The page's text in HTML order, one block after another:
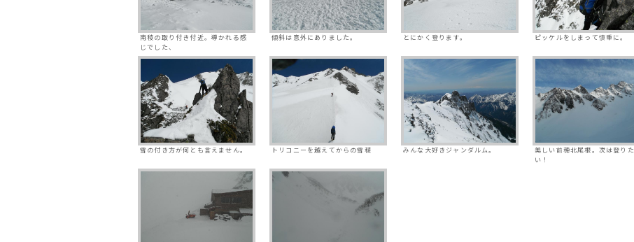
南稜の取り付き付近。導かれる感
じでした、
傾斜は意外にありました。 とにかく登ります。 ピッケルをしまって慎重に。
雪の付き方が何とも言えません。 トリコニーを越えてからの雪稜 みんな大好きジャンダルム。
美しい前穂北尾根。次は登りた
い！